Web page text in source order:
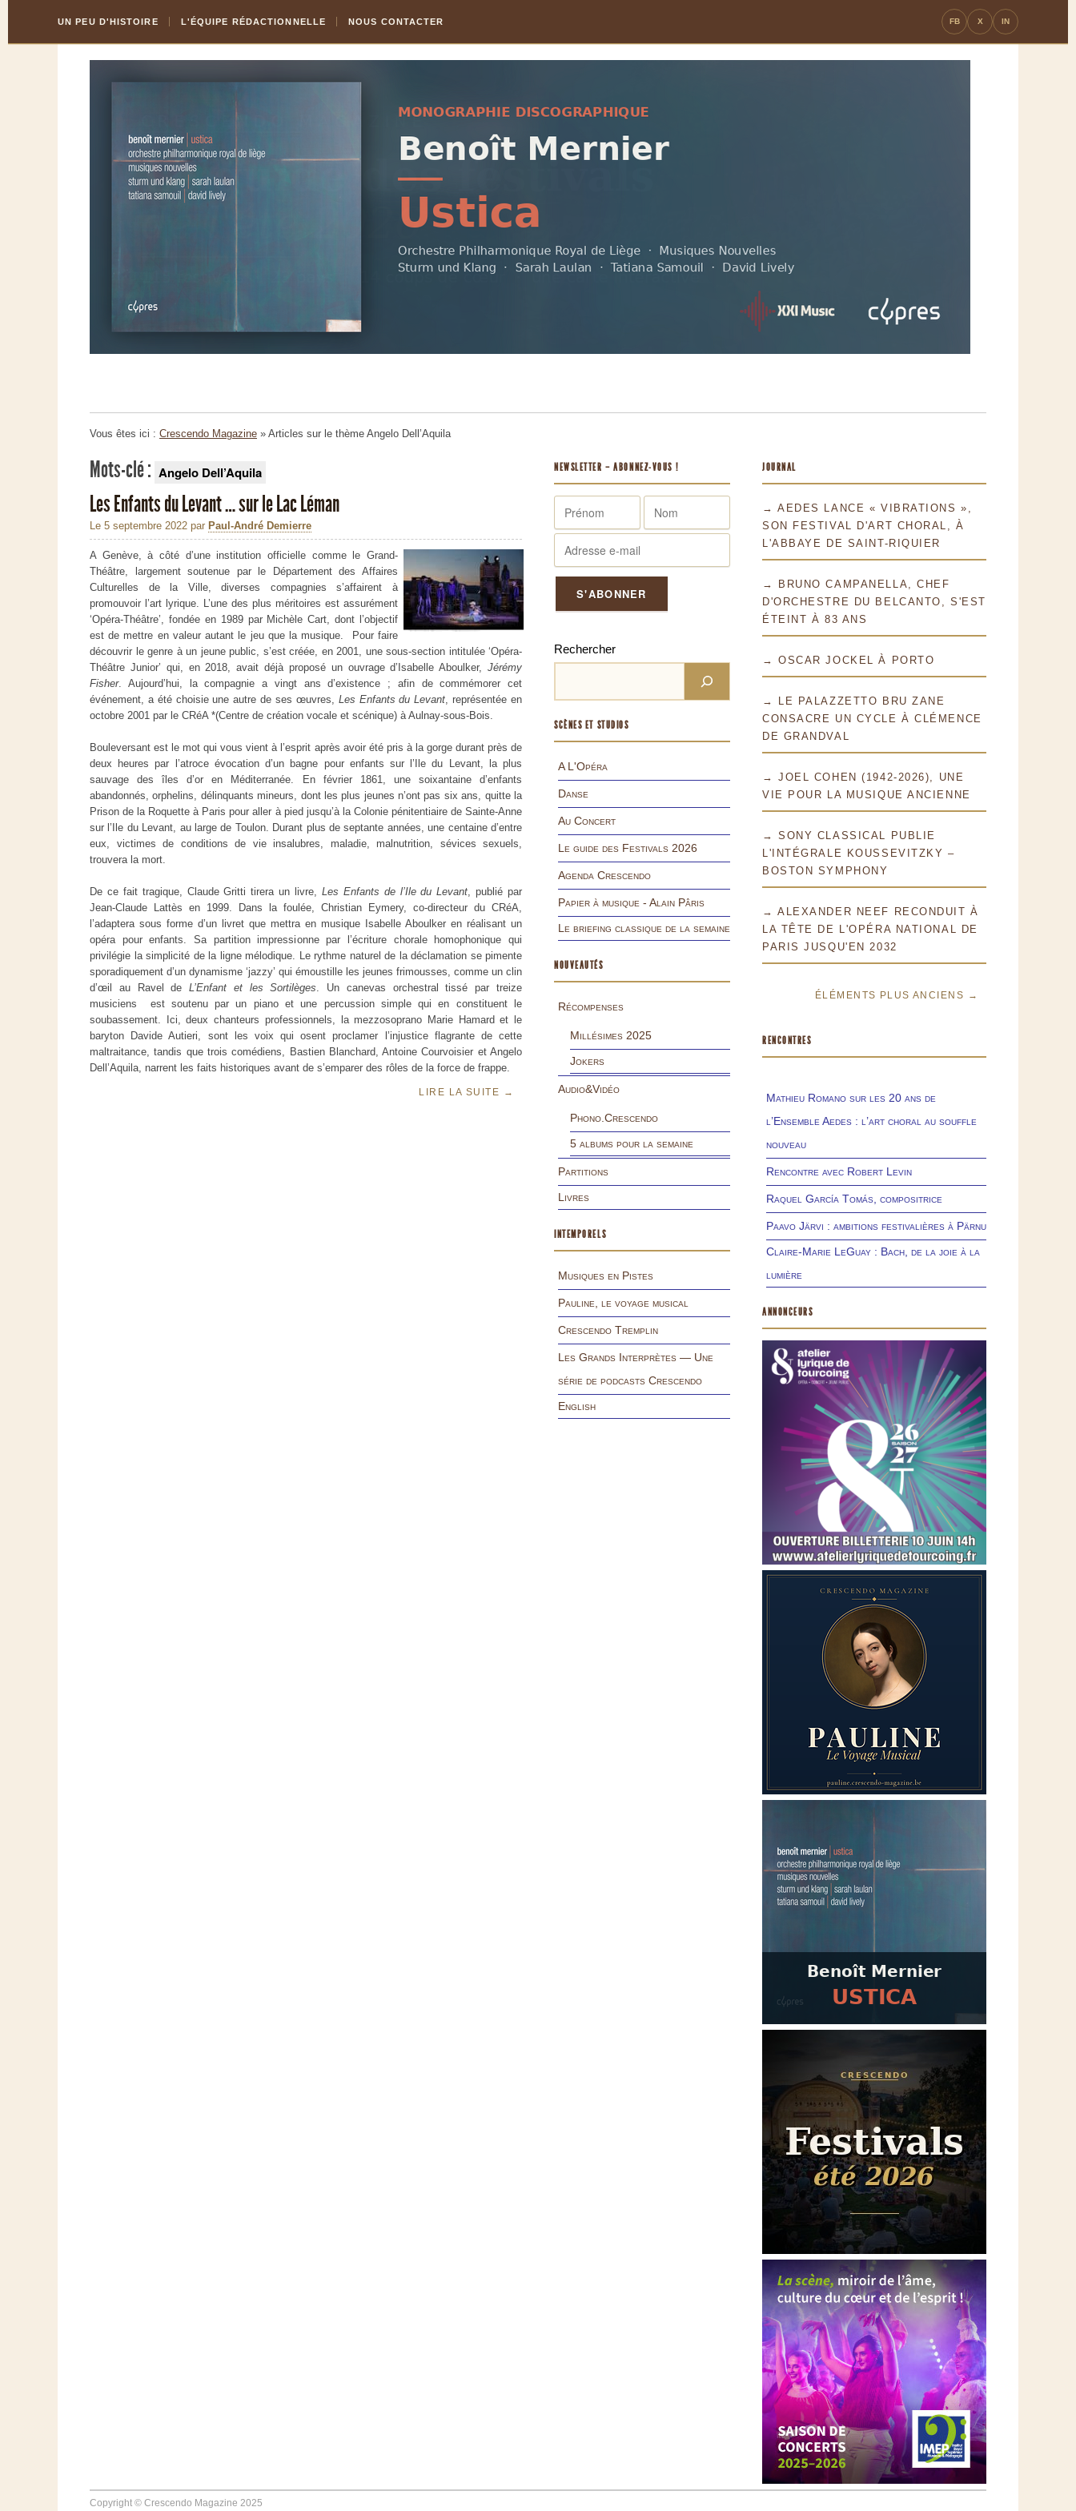
Content
la
UN PEU D'HISTOIRE L'ÉQUIPE RÉDACTIONNELLE NOUS CONTACTER FB X IN
Vous êtes ici : Crescendo Magazine » Articles sur le thème Angelo Dell’Aquila
Mots-clé : Angelo Dell’Aquila
Les Enfants du Levant … sur le Lac Léman
Le 5 septembre 2022 par Paul-André Demierre
A Genève, à côté d’une institution officielle comme le Grand-
Théâtre, largement soutenue par le Département des Affaires
Culturelles de la Ville, diverses compagnies s’affairent à
promouvoir l’art lyrique. L’une des plus méritoires est assurément
‘Opéra-Théâtre’, fondée en 1989 par Michèle Cart, dont l’objectif
est de mettre en valeur autant le jeu que la musique. Pour faire
découvrir le genre à un jeune public, s’est créée, en 2001, une sous-section intitulée ‘Opéra-
Théâtre Junior’ qui, en 2018, avait déjà proposé un ouvrage d’Isabelle Aboulker, Jérémy
Fisher. Aujourd’hui, la compagnie a vingt ans d’existence ; afin de commémorer cet
événement, a été choisie une autre de ses œuvres, Les Enfants du Levant, représentée en
octobre 2001 par le CRéA *(Centre de création vocale et scénique) à Aulnay-sous-Bois.
Bouleversant est le mot qui vous vient à l’esprit après avoir été pris à la gorge durant près de
deux heures par l’atroce évocation d’un bagne pour enfants sur l’Ile du Levant, la plus
sauvage des îles d’or en Méditerranée. En février 1861, une soixantaine d’enfants
abandonnés, orphelins, délinquants mineurs, dont les plus jeunes n’ont pas six ans, quitte la
Prison de la Roquette à Paris pour aller à pied jusqu’à la Colonie pénitentiaire de Sainte-Anne
sur l’Ile du Levant, au large de Toulon. Durant plus de septante années, une centaine d’entre
eux, victimes de conditions de vie insalubres, maladie, malnutrition, sévices sexuels,
trouvera la mort.
De ce fait tragique, Claude Gritti tirera un livre, Les Enfants de l’Ile du Levant, publié par
Jean-Claude Lattès en 1999. Dans la foulée, Christian Eymery, co-directeur du CRéA,
l’adaptera sous forme d’un livret que mettra en musique Isabelle Aboulker en réalisant un
opéra pour enfants. Sa partition impressionne par l’écriture chorale homophonique qui
privilégie la simplicité de la ligne mélodique. Le rythme naturel de la déclamation se pimente
sporadiquement d’un dynamisme ‘jazzy’ qui émoustille les jeunes frimousses, comme un clin
d’œil au Ravel deL’Enfant et les Sortilèges. Un canevas orchestral tissé par treize
musiciens est soutenu par un piano et une percussion simple qui en constituent le
soubassement. Ici, deux chanteurs professionnels, la mezzosoprano Marie Hamard et le
baryton Davide Autieri, sont les voix qui osent proclamer l’injustice flagrante de cette
maltraitance, tandis que trois comédiens, Bastien Blanchard, Antoine Courvoisier et Angelo
Dell’Aquila, narrent les faits historiques avant de s’emparer des rôles de la force de frappe.
LIRE LA SUITE →
NEWSLETTER – ABONNEZ-VOUS !
Rechercher
SCÈNES ET STUDIOS
A L'Opéra
Danse
Au Concert
Le guide des Festivals 2026
Agenda Crescendo
Papier à musique - Alain Pâris
Le briefing classique de la semaine
NOUVEAUTÉS
Récompenses
Millésimes 2025
Jokers
Audio&Vidéo
Phono.Crescendo
5 albums pour la semaine
Partitions
Livres
INTEMPORELS
Musiques en Pistes
Pauline, le voyage musical
Crescendo Tremplin
Les Grands Interprètes — Une
série de podcasts Crescendo
English
JOURNAL
→ AEDES LANCE « VIBRATIONS »,
SON FESTIVAL D'ART CHORAL, À
L'ABBAYE DE SAINT-RIQUIER
→ BRUNO CAMPANELLA, CHEF
D'ORCHESTRE DU BELCANTO, S'EST
ÉTEINT À 83 ANS
→ OSCAR JOCKEL À PORTO
→ LE PALAZZETTO BRU ZANE
CONSACRE UN CYCLE À CLÉMENCE
DE GRANDVAL
→ JOEL COHEN (1942-2026), UNE
VIE POUR LA MUSIQUE ANCIENNE
→ SONY CLASSICAL PUBLIE
L'INTÉGRALE KOUSSEVITZKY –
BOSTON SYMPHONY
→ ALEXANDER NEEF RECONDUIT À
LA TÊTE DE L'OPÉRA NATIONAL DE
PARIS JUSQU'EN 2032
ÉLÉMENTS PLUS ANCIENS →
RENCONTRES
Mathieu Romano sur les 20 ans de
l’Ensemble Aedes : l’art choral au souffle
nouveau
Rencontre avec Robert Levin
Raquel García Tomás, compositrice
Paavo Järvi : ambitions festivalières à Pärnu
Claire-Marie LeGuay : Bach, de la joie à la
lumière
ANNONCEURS
Copyright © Crescendo Magazine 2025